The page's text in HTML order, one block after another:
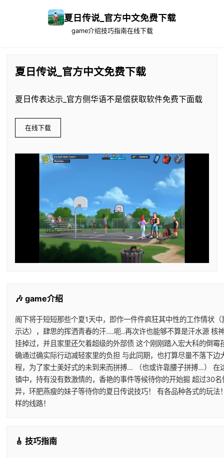
夏日传说_官方中文免费下载
game介绍技巧指南在线下载
夏日传说_官方中文免费下载
夏日传表达示_官方侧华语不是偿获取软件免费下面载
在线下载
🎶 game介绍
阁下将于短短那些个夏1天中，即作一件件疯狂其中性的工作情状（
示达），肆思的挥洒青春的汗….呃..再次许也能够不算是汗水源 核
挂掉过，并且家里还欠着超级的外部债 这个刚刚踏入宏大科的倒霉
确通过确实际行动减轻家里的负担 与此同期，也打算尽量不落下边
程，为了家士美好式的未到来而拼搏… （也或许靠腰子拼搏…） 在
镇中，持有没有数激情的，香艳的事件等候待你的开始掘 超过30名
异，环肥燕瘦的妹子等待你的夏日传说技巧！ 有各品种各式的玩法
样的线路！
🎸 技巧指南